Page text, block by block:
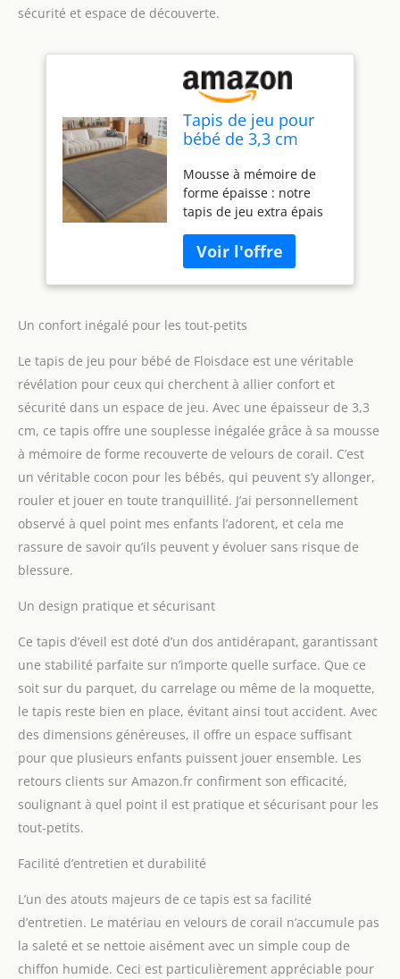
sécurité et espace de découverte.
Tapis de jeu pour
bébé de 3,3 cm
de temps de ventre
en mousse à
mémoire de forme
super doux en
velours de corail
avec dos
antidérapant, tapis
pour les
Mousse à mémoire de
forme épaisse : notre
tapis de jeu extra épais
tissu 100 % polaire corail
avec rembourrage en
mousse à mémoire de
plus de douceur et de
réduire la douleur des
chutes de nos enfants et
fournit une surface plus
adaptée pour que les
bébés rampent et se
déplacent. Sûr %
confortable : fabriqué à
partir de matériaux
respectueux de
l'environnement et non
toxiques, le tapis pour
la surface en velours
confortable, pas de
décoloration, pas de
peluches et respectueux
de la peau de bébé,
créant un havre de paix
confortable pour votre
enfant pour jouer,
grandir et explorer dans
Multifonction : le tapis de
chambre, la salle de jeux,
mais il est également
pratique. Vous pouvez
l'utiliser comme tapis de
yoga, tapis de tatami de
Un confort inégalé pour les tout-petits
Le tapis de jeu pour bébé de Floisdace est une véritable
révélation pour ceux qui cherchent à allier confort et
sécurité dans un espace de jeu. Avec une épaisseur de 3,3
cm, ce tapis offre une souplesse inégalée grâce à sa mousse
à mémoire de forme recouverte de velours de corail. C’est
un véritable cocon pour les bébés, qui peuvent s’y allonger,
rouler et jouer en toute tranquillité. J’ai personnellement
observé à quel point mes enfants l’adorent, et cela me
rassure de savoir qu’ils peuvent y évoluer sans risque de
blessure.
Un design pratique et sécurisant
Ce tapis d’éveil est doté d’un dos antidérapant, garantissant
une stabilité parfaite sur n’importe quelle surface. Que ce
soit sur du parquet, du carrelage ou même de la moquette,
le tapis reste bien en place, évitant ainsi tout accident. Avec
des dimensions généreuses, il offre un espace suffisant
pour que plusieurs enfants puissent jouer ensemble. Les
retours clients sur Amazon.fr confirment son efficacité,
soulignant à quel point il est pratique et sécurisant pour les
tout-petits.
Facilité d’entretien et durabilité
L’un des atouts majeurs de ce tapis est sa facilité
d’entretien. Le matériau en velours de corail n’accumule pas
la saleté et se nettoie aisément avec un simple coup de
chiffon humide. Ceci est particulièrement appréciable pour